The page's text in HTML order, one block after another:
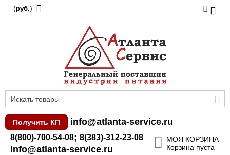
(руб.)
Получить КП info@atlanta-service.ru
8(800)-700-54-08; 8(383)-312-23-08
info@atlanta-service.ru
МОЯ КОРЗИНА
Корзина пуста